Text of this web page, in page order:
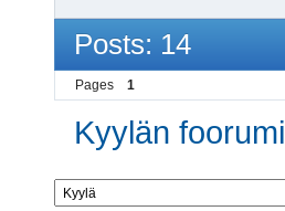
Posts: 14
Pages 1
Kyylän foorumi